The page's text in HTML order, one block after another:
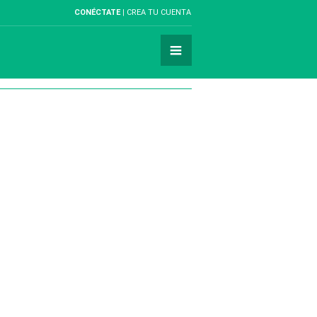
CONÉCTATE CREA TU CUENTA